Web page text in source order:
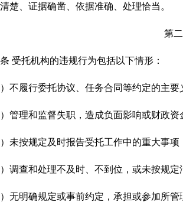
楚、证据确凿、依据准确、处理恰当。
第
托机构的违规行为包括以下情形：
履行委托协议、任务合同等约定的主要
理和监督失职，造成负面影响或财政资
按规定及时报告受托工作中的重大事项
查和处理不及时、不到位，或未按规定
明确规定或事前约定，承担或参加所管